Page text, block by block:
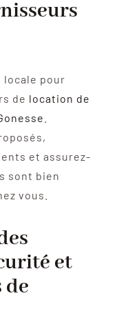
locale pour
de location de
et assurez-
sont bien
vous.
et
de